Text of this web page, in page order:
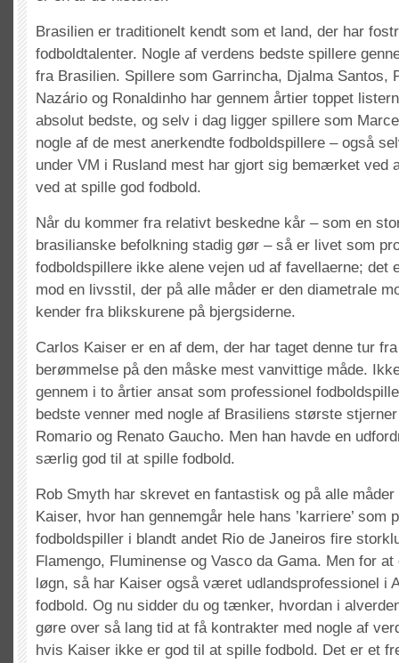
Brasilien er traditionelt kendt som et land, der har
fodboldtalenter. Nogle af verdens bedste spillere
fra Brasilien. Spillere som Garrincha, Djalma Santos,
Nazário og Ronaldinho har gennem årtier toppet
absolut bedste, og selv i dag ligger spillere som
nogle af de mest anerkendte fodboldspillere – også
under VM i Rusland mest har gjort sig bemærket ved
ved at spille god fodbold.
Når du kommer fra relativt beskedne kår – som en
brasilianske befolkning stadig gør – så er livet som
fodboldspillere ikke alene vejen ud af favellaerne; det
mod en livsstil, der på alle måder er den diametrale
kender fra blikskurene på bjergsiderne.
Carlos Kaiser er en af dem, der har taget denne tur
berømmelse på den måske mest vanvittige måde.
gennem i to årtier ansat som professionel
bedste venner med nogle af Brasiliens største
Romario og Renato Gaucho. Men han havde en
særlig god til at spille fodbold.
Rob Smyth har skrevet en fantastisk og på alle
Kaiser, hvor han gennemgår hele hans ’karriere’ som
fodboldspiller i blandt andet Rio de Janeiros fire
Flamengo, Fluminense og Vasco da Gama. Men for
løgn, så har Kaiser også været udlandsprofessionel i
fodbold. Og nu sidder du og tænker, hvordan i
gøre over så lang tid at få kontrakter med nogle af
hvis Kaiser ikke er god til at spille fodbold. Det er et